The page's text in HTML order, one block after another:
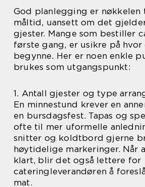
God planlegging er
måltid, uansett om det
gjester. Mange som bestiller
første gang, er usikre på hvor
begynne. Her er noen enkle
brukes som utgangspunkt:
1. Antall gjester og type
En minnestund krever en
en bursdagsfest. Tapas og
ofte til mer uformelle
snitter og koldtbord gjerne
høytidelige markeringer. Når
klart, blir det også lettere for
cateringleverandøren å
mat.